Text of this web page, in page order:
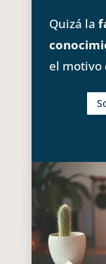
Quizá la
el motivo